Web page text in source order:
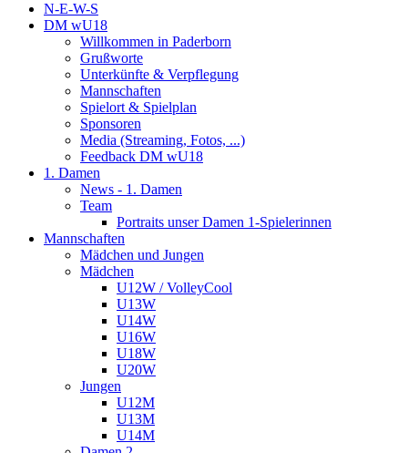
N-E-W-S
DM wU18
Willkommen in Paderborn
Grußworte
Unterkünfte & Verpflegung
Mannschaften
Spielort & Spielplan
Sponsoren
Media (Streaming, Fotos, ...)
Feedback DM wU18
1. Damen
News - 1. Damen
Team
Portraits unser Damen 1-Spielerinnen
Mannschaften
Mädchen und Jungen
Mädchen
U12W / VolleyCool
U13W
U14W
U16W
U18W
U20W
Jungen
U12M
U13M
U14M